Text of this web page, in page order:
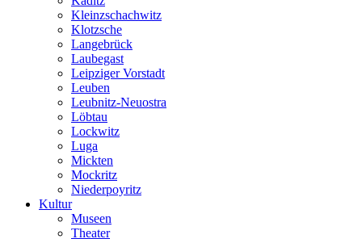
Kleinzschachwitz
Klotzsche
Langebrück
Laubegast
Leipziger Vorstadt
Leuben
Leubnitz-Neuostra
Löbtau
Lockwitz
Luga
Mickten
Mockritz
Niederpoyritz
Kultur
Museen
Theater